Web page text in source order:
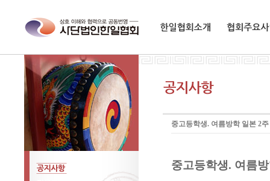
중고등학생. 여름방학 일본 2
중고등학생. 여름